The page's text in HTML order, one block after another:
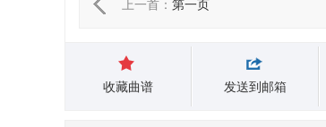
上一首： 第一页
收藏曲谱 发送到邮箱